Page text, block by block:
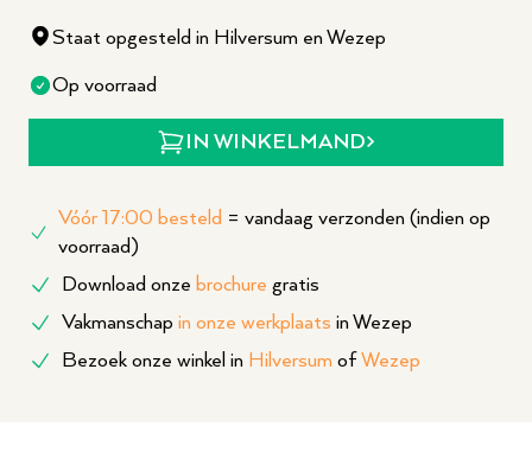
Staat opgesteld in Hilversum en Wezep
Op voorraad
IN WINKELMAND
Vóór 17:00 besteld = vandaag verzonden (indien op
voorraad)
Download onze brochure gratis
Vakmanschap in onze werkplaats in Wezep
Bezoek onze winkel in Hilversum of Wezep